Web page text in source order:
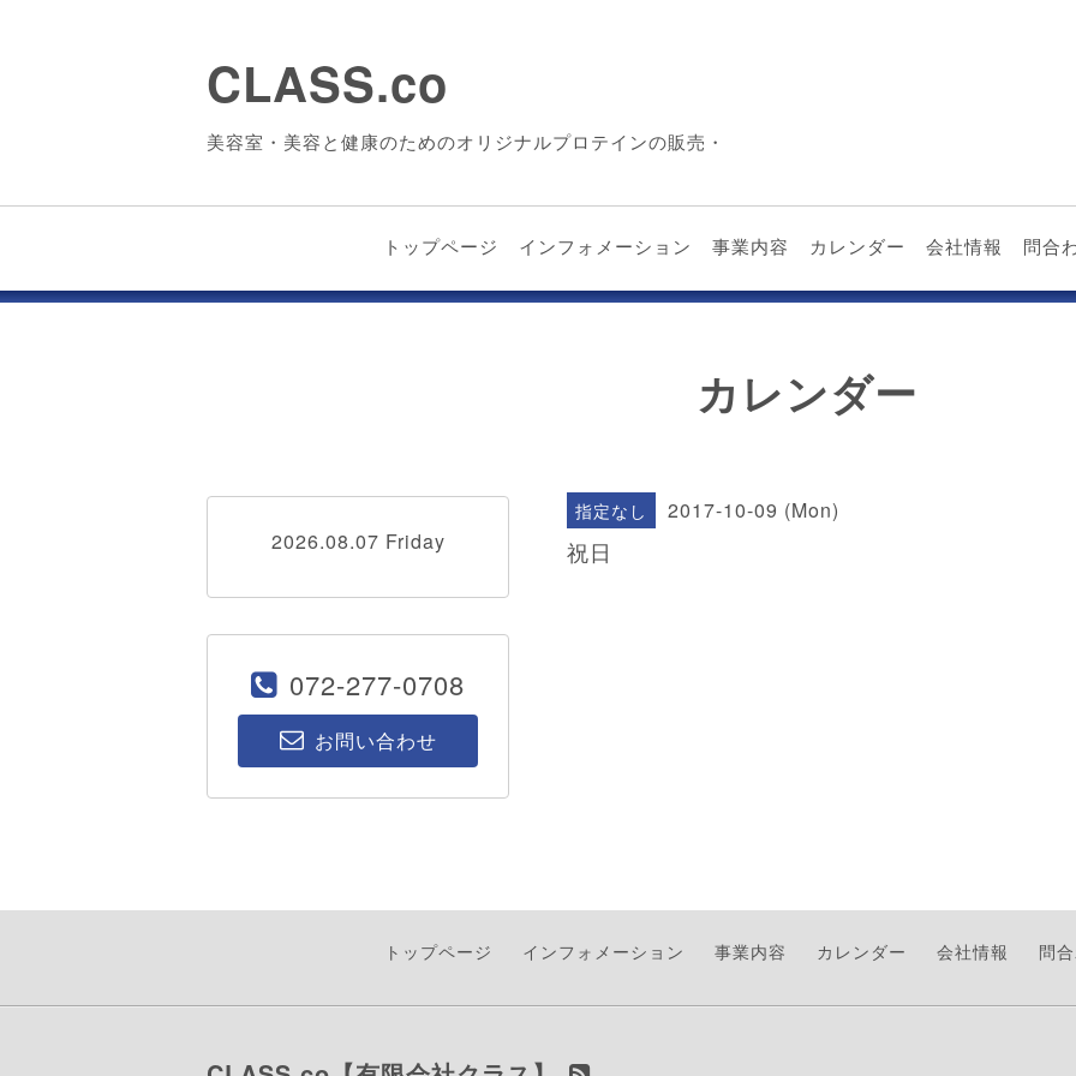
CLASS.co
美容室・美容と健康のためのオリジナルプロテインの販売・
トップページ インフォメーション 事業内容 カレンダー 会社情報 問合
カレンダー
指定なし 2017-10-09 (Mon)
祝日
2026.08.07 Friday
072-277-0708
お問い合わせ
トップページ インフォメーション 事業内容 カレンダー 会社情報 問